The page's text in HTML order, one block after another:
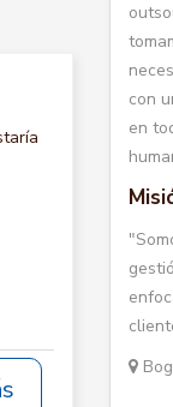
con
en